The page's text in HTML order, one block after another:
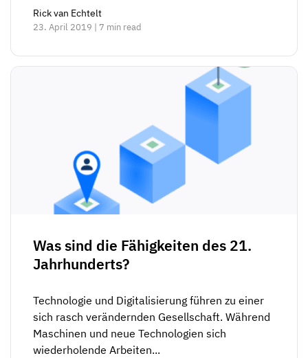
Rick van Echtelt
23. April 2019 | 7 min read
Was sind die Fähigkeiten des 21.
Jahrhunderts?
Technologie und Digitalisierung führen zu einer
sich rasch verändernden Gesellschaft. Während
Maschinen und neue Technologien sich
wiederholende Arbeiten...